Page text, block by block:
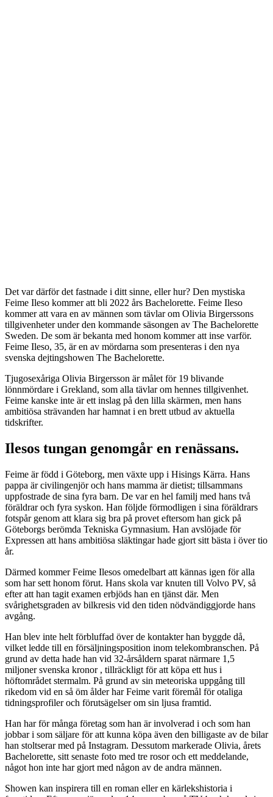
Det var därför det fastnade i ditt sinne, eller hur? Den mystiska
Feime Ileso kommer att bli 2022 års Bachelorette. Feime Ileso
kommer att vara en av männen som tävlar om Olivia Birgerssons
tillgivenheter under den kommande säsongen av The Bachelorette
Sweden. De som är bekanta med honom kommer att inse varför.
Feime Ileso, 35, är en av mördarna som presenteras i den nya
svenska dejtingshowen The Bachelorette.
Tjugosexåriga Olivia Birgersson är målet för 19 blivande
lönnmördare i Grekland, som alla tävlar om hennes tillgivenhet.
Feime kanske inte är ett inslag på den lilla skärmen, men hans
ambitiösa strävanden har hamnat i en brett utbud av aktuella
tidskrifter.
Ilesos tungan genomgår en renässans.
Feime är född i Göteborg, men växte upp i Hisings Kärra. Hans
pappa är civilingenjör och hans mamma är dietist; tillsammans
uppfostrade de sina fyra barn. De var en hel familj med hans två
föräldrar och fyra syskon. Han följde förmodligen i sina föräldrars
fotspår genom att klara sig bra på provet eftersom han gick på
Göteborgs berömda Tekniska Gymnasium. Han avslöjade för
Expressen att hans ambitiösa släktingar hade gjort sitt bästa i över tio
år.
Därmed kommer Feime Ilesos omedelbart att kännas igen för alla
som har sett honom förut. Hans skola var knuten till Volvo PV, så
efter att han tagit examen erbjöds han en tjänst där. Men
svårighetsgraden av bilkresis vid den tiden nödvändiggjorde hans
avgång.
Han blev inte helt förbluffad över de kontakter han byggde då,
vilket ledde till en försäljningsposition inom telekombranschen. På
grund av detta hade han vid 32-årsåldern sparat närmare 1,5
miljoner svenska kronor , tillräckligt för att köpa ett hus i
höftområdet stermalm. På grund av sin meteoriska uppgång till
rikedom vid en så öm ålder har Feime varit föremål för otaliga
tidningsprofiler och förutsägelser om sin ljusa framtid.
Han har för många företag som han är involverad i och som han
jobbar i som säljare för att kunna köpa även den billigaste av de bilar
han stoltserar med på Instagram. Dessutom markerade Olivia, årets
Bachelorette, sitt senaste foto med tre rosor och ett meddelande,
något hon inte har gjort med någon av de andra männen.
Showen kan inspirera till en roman eller en kärlekshistoria i